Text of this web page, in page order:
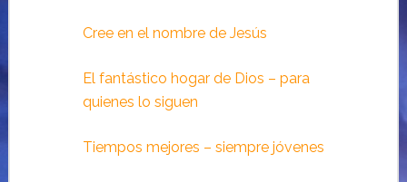
Cree en el nombre de Jesús
El fantástico hogar de Dios – para
quienes lo siguen
Tiempos mejores – siempre jóvenes